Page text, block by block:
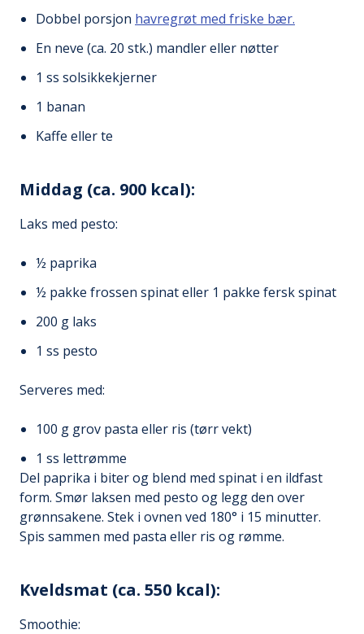
Dobbel porsjon havregrøt med friske bær.
En neve (ca. 20 stk.) mandler eller nøtter
1 ss solsikkekjerner
1 banan
Kaffe eller te
Middag (ca. 900 kcal):
Laks med pesto:
½ paprika
½ pakke frossen spinat eller 1 pakke fersk spinat
200 g laks
1 ss pesto
Serveres med:
100 g grov pasta eller ris (tørr vekt)
1 ss lettrømme
Del paprika i biter og blend med spinat i en ildfast
form. Smør laksen med pesto og legg den over
grønnsakene. Stek i ovnen ved 180° i 15 minutter.
Spis sammen med pasta eller ris og rømme.
Kveldsmat (ca. 550 kcal):
Smoothie: